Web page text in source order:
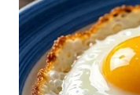
SUMEDANG
WN
CIANJUR